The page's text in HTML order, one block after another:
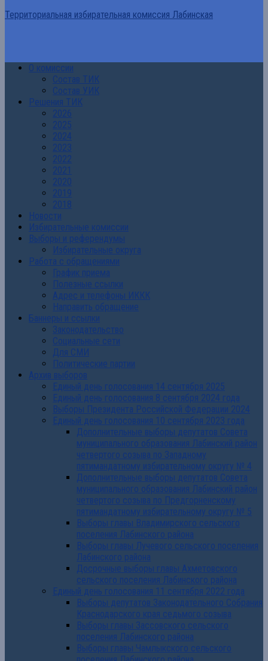
Территориальная избирательная комиссия Лабинская
О комиссии
Состав ТИК
Состав УИК
Решения ТИК
2026
2025
2024
2023
2022
2021
2020
2019
2018
Новости
Избирательные комиссии
Выборы и референдумы
Избирательные округа
Работа с обращениями
График приема
Полезные ссылки
Адрес и телефоны ИККК
Направить обращение
Баннеры и ссылки
Законодательство
Социальные сети
Для СМИ
Политические партии
Архив выборов
Единый день голосования 14 сентября 2025
Единый день голосования 8 сентября 2024 года
Выборы Президента Российской Федерации 2024
Единый день голосования 10 сентября 2023 года
Дополнительные выборы депутатов Совета
муниципального образования Лабинский район
четвертого созыва по Западному
пятимандатному избирательному округу № 4
Дополнительные выборы депутатов Совета
муниципального образования Лабинский район
четвертого созыва по Предгорненскому
пятимандатному избирательному округу № 5
Выборы главы Владимирского сельского
поселения Лабинского района
Выборы главы Лучевого сельского поселения
Лабинского района
Досрочные выборы главы Ахметовского
сельского поселения Лабинского района
Единый день голосования 11 сентября 2022 года
Выборы депутатов Законодательного Собрания
Краснодарского края седьмого созыва
Выборы главы Зассовского сельского
поселения Лабинского района
Выборы главы Чамлыкского сельского